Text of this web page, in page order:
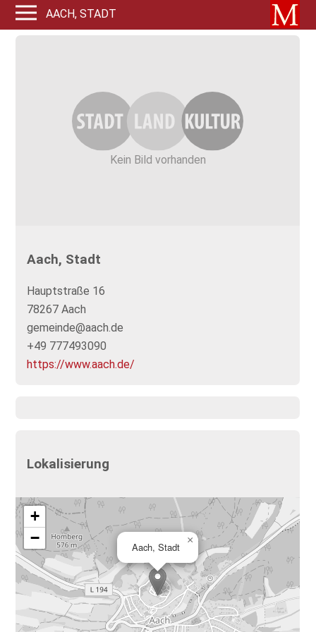
AACH, STADT
Kein Bild vorhanden
Aach, Stadt
Hauptstraße 16
78267 Aach
gemeinde@aach.de
+49 777493090
https://www.aach.de/
Lokalisierung
Aach, Stadt
×
+
−